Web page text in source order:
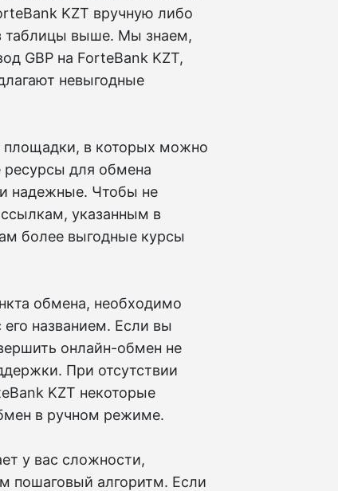
KZT вручную либо
таблицы выше. Мы знаем,
GBP на ForteBank KZT,
невыгодные
площадки, в которых можно
ресурсы для обмена
надежные. Чтобы не
указанным в
более выгодные курсы
обмена, необходимо
названием. Если вы
онлайн-обмен не
При отсутствии
KZT некоторые
в ручном режиме.
у вас сложности,
пошаговый алгоритм. Если